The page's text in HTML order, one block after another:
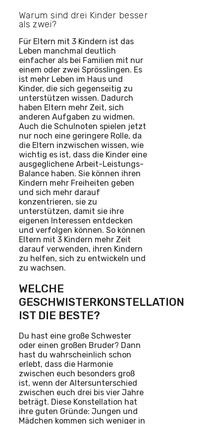
Warum sind drei Kinder besser
als zwei?
Für Eltern mit 3 Kindern ist das
Leben manchmal deutlich
einfacher als bei Familien mit nur
einem oder zwei Sprösslingen. Es
ist mehr Leben im Haus und
Kinder, die sich gegenseitig zu
unterstützen wissen. Dadurch
haben Eltern mehr Zeit, sich
anderen Aufgaben zu widmen.
Auch die Schulnoten spielen jetzt
nur noch eine geringere Rolle, da
die Eltern inzwischen wissen, wie
wichtig es ist, dass die Kinder eine
ausgeglichene Arbeit-Leistungs-
Balance haben. Sie können ihren
Kindern mehr Freiheiten geben
und sich mehr darauf
konzentrieren, sie zu
unterstützen, damit sie ihre
eigenen Interessen entdecken
und verfolgen können. So können
Eltern mit 3 Kindern mehr Zeit
darauf verwenden, ihren Kindern
zu helfen, sich zu entwickeln und
zu wachsen.
WELCHE
GESCHWISTERKONSTELLATION
IST DIE BESTE?
Du hast eine große Schwester
oder einen großen Bruder? Dann
hast du wahrscheinlich schon
erlebt, dass die Harmonie
zwischen euch besonders groß
ist, wenn der Altersunterschied
zwischen euch drei bis vier Jahre
beträgt. Diese Konstellation hat
ihre guten Gründe: Jungen und
Mädchen kommen sich weniger in